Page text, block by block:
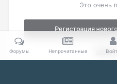
Это очень
Регистрация
Уже есть аккаунт?
Форумы Непрочитанные